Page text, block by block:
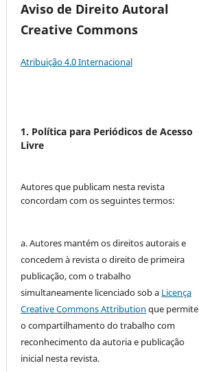
Aviso de Direito Autoral
Creative Commons
Atribuição 4.0 Internacional
1. Política para Periódicos de Acesso
Livre
Autores que publicam nesta revista
concordam com os seguintes termos:
a. Autores mantém os direitos autorais e
concedem à revista o direito de primeira
publicação, com o trabalho
simultaneamente licenciado sob a Licença
Creative Commons Attribution que permite
o compartilhamento do trabalho com
reconhecimento da autoria e publicação
inicial nesta revista.